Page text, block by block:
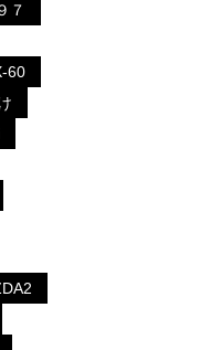
７
60